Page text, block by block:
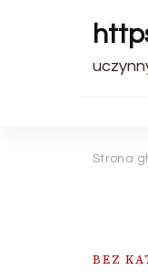
Strona
BEZ